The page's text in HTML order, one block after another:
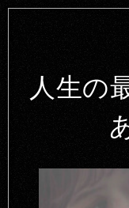
人生の